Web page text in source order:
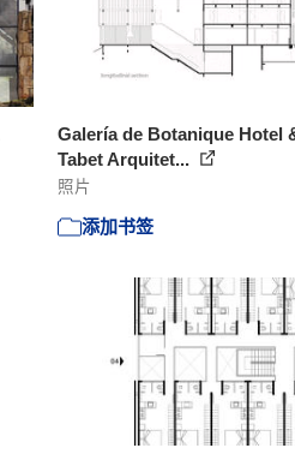
Galería de Botanique Hotel
Tabet Arquitet...
照片
添加书签